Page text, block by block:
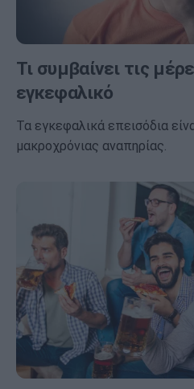
Τι συμβαίνει τις
εγκεφαλικό
Τα εγκεφαλικά επεισόδια
μακροχρόνιας αναπηρίας.